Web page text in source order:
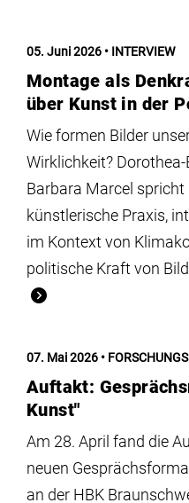
05. Juni 2026 INTERVIEW
Montage als
über Kunst in der
Wie formen Bilder
Wirklichkeit?
Barbara Marcel
künstlerische Praxis,
im Kontext von
politische Kraft von
07. Mai 2026
Auftakt:
Kunst"
Am 28. April fand die
neuen
an der HBK